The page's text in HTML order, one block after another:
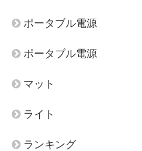
ポータブル電源
ポータブル電源
マット
ライト
ランキング